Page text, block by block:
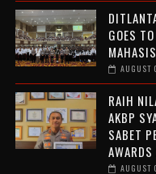
GOES
RAIH
AKBP
SABET